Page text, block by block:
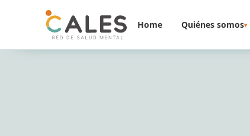
Home Quiénes somos▾